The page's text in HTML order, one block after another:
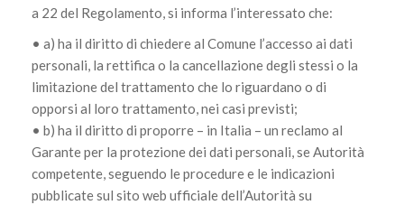
a 22 del Regolamento, si informa l’interessato che:
• a) ha il diritto di chiedere al Comune l’accesso ai dati
personali, la rettifica o la cancellazione degli stessi o la
limitazione del trattamento che lo riguardano o di
opporsi al loro trattamento, nei casi previsti;
• b) ha il diritto di proporre – in Italia – un reclamo al
Garante per la protezione dei dati personali, se Autorità
competente, seguendo le procedure e le indicazioni
pubblicate sul sito web ufficiale dell’Autorità su